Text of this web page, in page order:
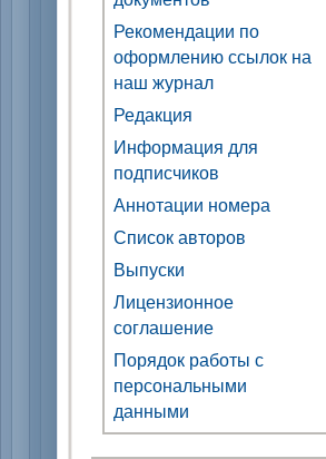
Рекомендации по
оформлению ссылок на
наш журнал
Редакция
Информация для
подписчиков
Аннотации номера
Список авторов
Выпуски
Лицензионное
соглашение
Порядок работы с
персональными
данными